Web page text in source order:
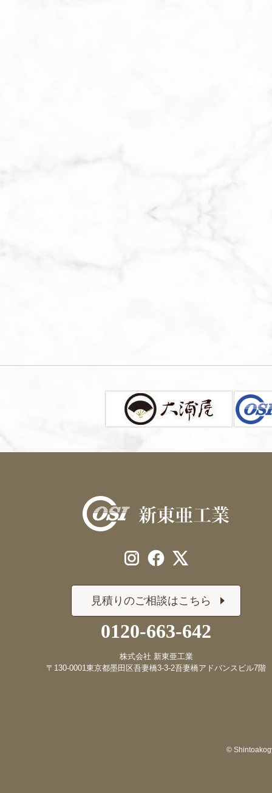
見積りのご相談はこちら
0120-663-642
株式会社 新東亜工業
〒130-0001東京都墨田区吾妻橋3-3-2吾妻橋アドバンスビル7階
©